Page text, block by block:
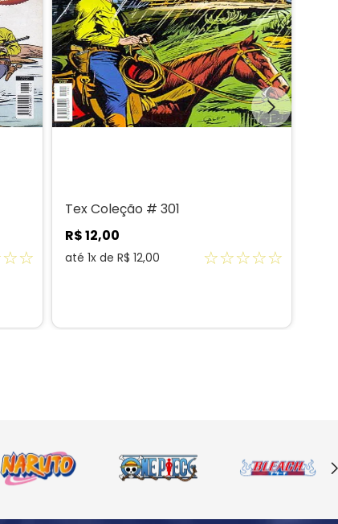
☆☆
Tex Coleção # 301
R$12,00
até 1x de R$ 12,00 ☆☆☆☆☆